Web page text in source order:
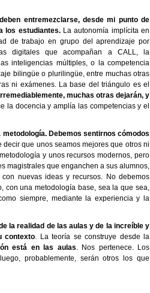
entremezclarse, desde mi punto de
los estudiantes.La autonomía implícita en
de trabajo en grupo del aprendizaje por
digitales que acompañan a CALL, la
inteligencias múltiples, o la competencia
bilingüe o plurilingüe, entre muchas otras
ni exámenes. La base del triángulo es el
muchas otras dejarán, y
la docencia y amplía las competencias y el
metodología. Debemos sentirnos cómodos
que unos seamos mejores que otros ni
y unos recursos modernos, pero
magistrales que enganchen a sus alumnos,
nuevas ideas y recursos. No debemos
con una metodología base, sea la que sea,
siempre, mediante la experiencia y la
la realidad de las aulas y de la increíble y
contexto. La teoría se construye desde la
está en las aulas. Nos pertenece. Los
probablemente, serán otros los que